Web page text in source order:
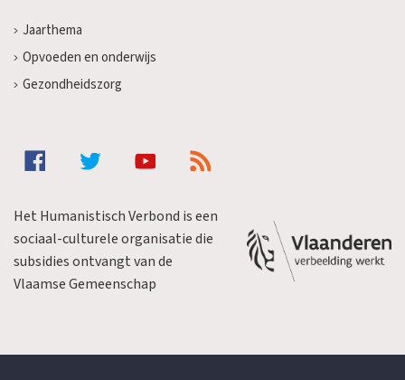
Jaarthema
Opvoeden en onderwijs
Gezondheidszorg
Het Humanistisch Verbond is een
sociaal-culturele organisatie die
subsidies ontvangt van de
Vlaamse Gemeenschap